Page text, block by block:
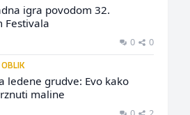
igra povodom 32.
Festivala
0 0
OBLIK
ledene grudve: Evo kako
maline